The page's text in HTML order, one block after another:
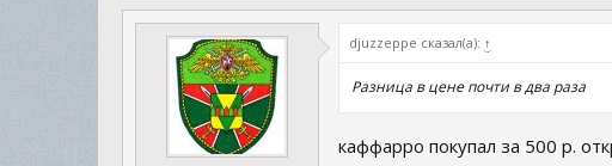
djuzzeppe сказал(а): ↑
Разница в цене почти в два раза
каффарро покупал за 500 р.